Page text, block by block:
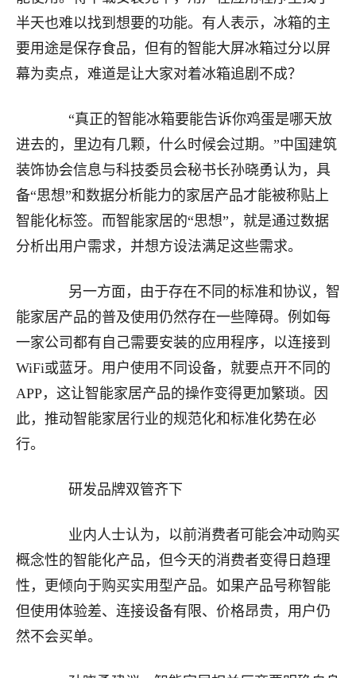
半天也难以找到想要的功能。有人表示，冰箱的主
要用途是保存食品，但有的智能大屏冰箱过分以屏
幕为卖点，难道是让大家对着冰箱追剧不成？
“真正的智能冰箱要能告诉你鸡蛋是哪天放
进去的，里边有几颗，什么时候会过期。”中国建筑
装饰协会信息与科技委员会秘书长孙晓勇认为，具
备“思想”和数据分析能力的家居产品才能被称贴上
智能化标签。而智能家居的“思想”，就是通过数据
分析出用户需求，并想方设法满足这些需求。
另一方面，由于存在不同的标准和协议，智
能家居产品的普及使用仍然存在一些障碍。例如每
一家公司都有自己需要安装的应用程序，以连接到
WiFi或蓝牙。用户使用不同设备，就要点开不同的
APP，这让智能家居产品的操作变得更加繁琐。因
此，推动智能家居行业的规范化和标准化势在必
行。
研发品牌双管齐下
业内人士认为，以前消费者可能会冲动购买
概念性的智能化产品，但今天的消费者变得日趋理
性，更倾向于购买实用型产品。如果产品号称智能
但使用体验差、连接设备有限、价格昂贵，用户仍
然不会买单。